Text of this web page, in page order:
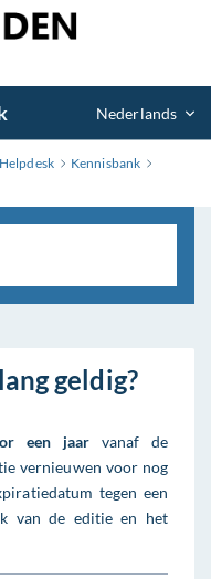
Nederlands
Kennisbank
geldig?
een jaar vanaf de
vernieuwen voor nog
tegen een
van de editie en het